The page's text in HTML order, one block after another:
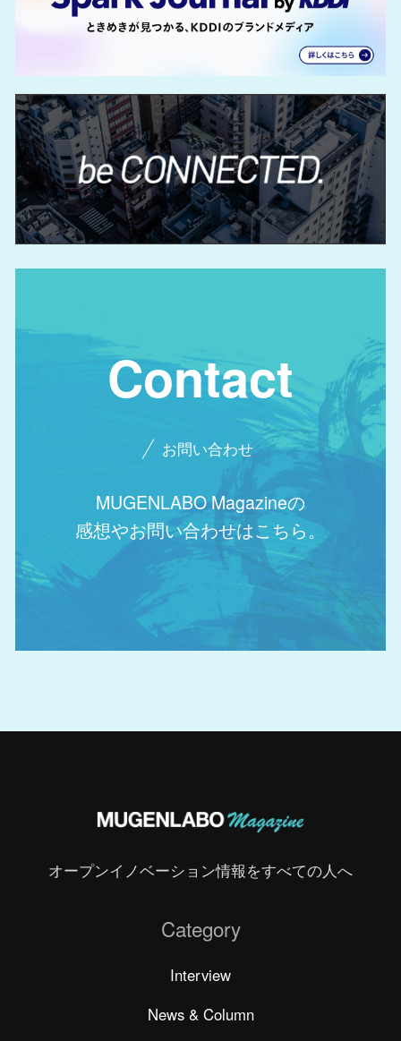
Contact
お問い合わせ
MUGENLABO Magazineの
感想やお問い合わせはこちら。
オープンイノベーション情報をすべての人へ
Category
Interview
News & Column